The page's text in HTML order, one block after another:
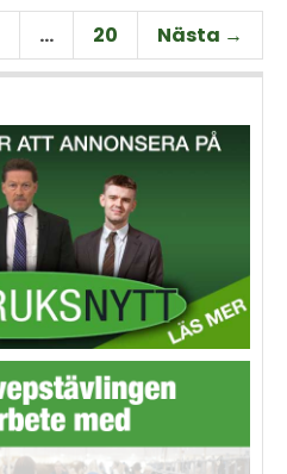
nyhetsuppdatering med en
rapport från
spannmålsmarknaden.
… 20 Nästa →